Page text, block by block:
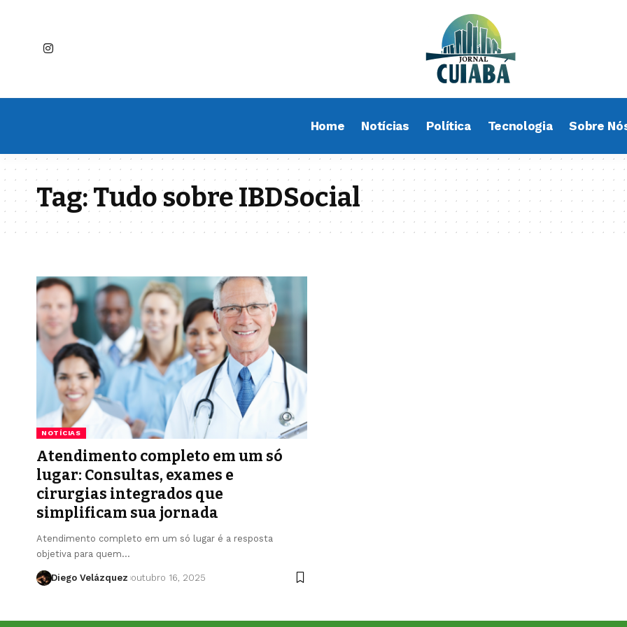
Home Notícias Política Tecnologia Sobre
Tag:Tudo sobre IBDSocial
NOTÍCIAS
Atendimento completo em um só
lugar: Consultas, exames e
cirurgias integrados que
simplificam sua jornada
Atendimento completo em um só lugar é a resposta
objetiva para quem…
Diego Velázquez outubro 16, 2025